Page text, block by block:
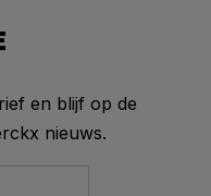
en blijf op de
nieuws.